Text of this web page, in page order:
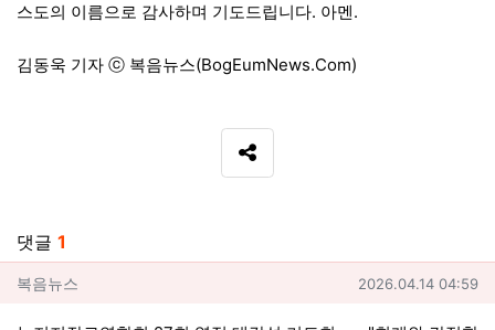
스도의 이름으로 감사하며 기도드립니다. 아멘.
김동욱 기자 ⓒ 복음뉴스(BogEumNews.Com)
SNS 공유
댓글 1
복음뉴스님의 댓글
복음뉴스 작성일
2026.04.14 04:59